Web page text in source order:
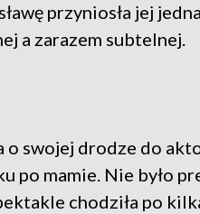
przyniosła jej
a zarazem subtelnej.
o swojej drodze do
po mamie. Nie było
chodziła po